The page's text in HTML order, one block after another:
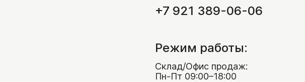
+7 921 389-06-06
Режим работы:
Склад/Офис продаж:
Пн-Пт 09:00–18:00